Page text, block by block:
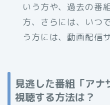
いう方や、過去の番
方、さらには、いつ
う方には、動画配信
見逃した番組「アナ
視聴する方法は？